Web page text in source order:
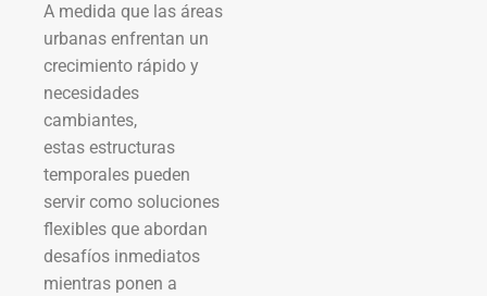
A medida que las áreas
urbanas enfrentan un
crecimiento rápido y
necesidades
cambiantes,
estas estructuras
temporales pueden
servir como soluciones
flexibles que abordan
desafíos inmediatos
mientras ponen a